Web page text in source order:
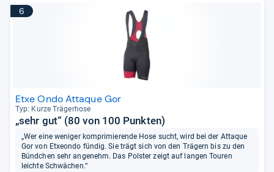
6
Etxe Ondo Attaque Gor
Typ: Kurze Trä­ger­hose
„sehr gut“ (80 von 100 Punkten)
„Wer eine weniger komprimierende Hose sucht, wird bei der Attaque
Gor von Etxeondo fündig. Sie trägt sich von den Trägern bis zu den
Bündchen sehr angenehm. Das Polster zeigt auf langen Touren
leichte Schwächen.“